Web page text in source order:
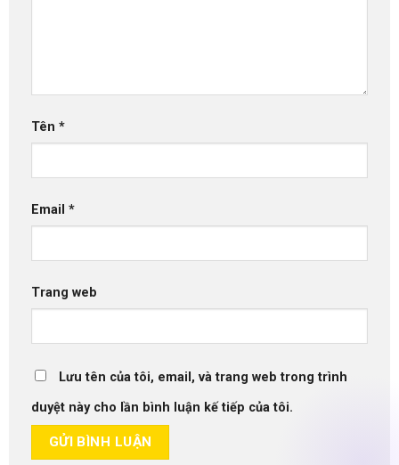
Tên *
Email *
Trang web
Lưu tên của tôi, email, và trang web trong trình
duyệt này cho lần bình luận kế tiếp của tôi.